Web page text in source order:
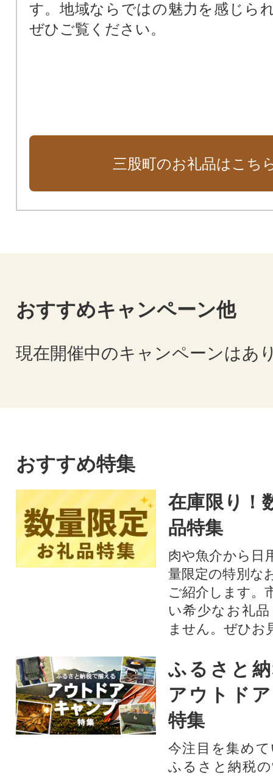
す。地域ならではの魅力を感じら
ぜひご覧ください。
三股町のお礼品はこち
おすすめキャンペーン他
現在開催中のキャンペーンはあ
おすすめ特集
在庫限り！
品特集
肉や魚介から日
量限定の特別な
ご紹介します。
い希少なお礼
ません。ぜひお
ふるさと
アウトド
特集
今注目を集め
ふるさと納税